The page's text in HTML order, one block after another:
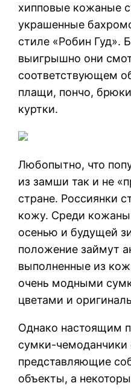
хипповые кожаные
украшенные
стиле «Робин Гуд».
выигрышно они
соответствующем
плащи, пончо,
куртки.
Любопытно, что
из замши так и не
стране. Россиянки
кожу. Среди
осенью и будущей
положение займут
выполненные из
очень модными
цветами и
Однако настоящим
сумки-чемоданчики
представляющие
объекты, а